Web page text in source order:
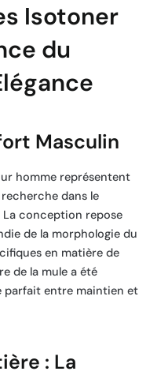
Isotoner
du
Masculin
homme représentent
dans le
conception repose
de la morphologie du
en matière de
de la mule a été
entre maintien et
: La